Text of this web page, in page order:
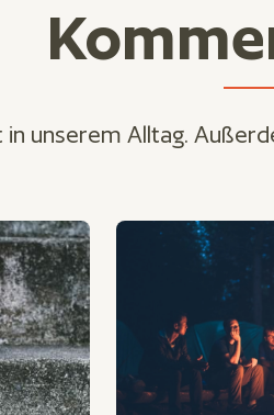
unserem Alltag.